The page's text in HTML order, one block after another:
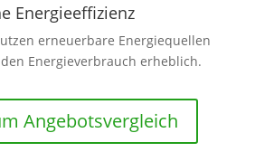
Energieeffizienz
erneuerbare Energiequellen
Energieverbrauch erheblich.
Angebotsvergleich